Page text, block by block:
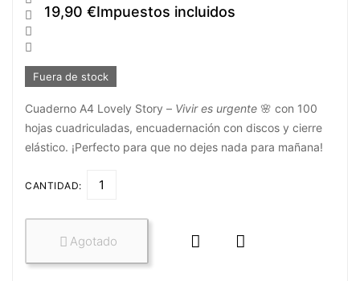



19,90 €Impuestos incluidos
Fuera de stock
Cuaderno A4 Lovely Story – Vivir es urgente 🌸 con 100
hojas cuadriculadas, encuadernación con discos y cierre
elástico. ¡Perfecto para que no dejes nada para mañana!
CANTIDAD:
 Agotado  